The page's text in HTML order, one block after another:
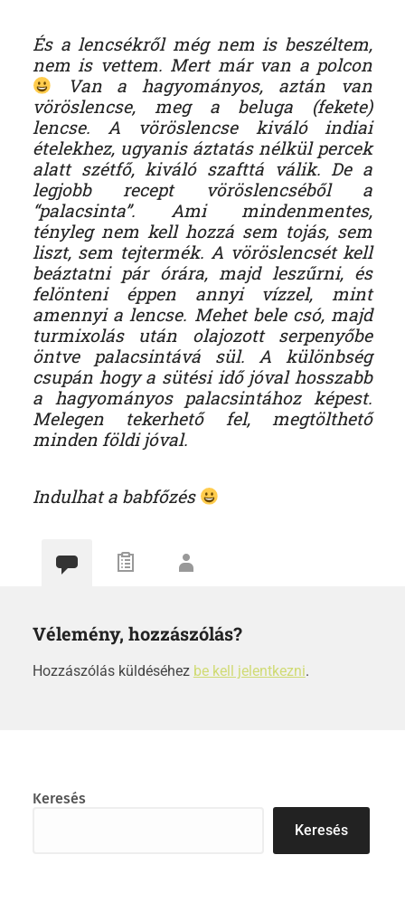
És a lencsékről még nem is beszéltem,
nem is vettem. Mert már van a polcon
Van a hagyományos, aztán van
vöröslencse, meg a beluga (fekete)
lencse. A vöröslencse kiváló indiai
ételekhez, ugyanis áztatás nélkül percek
alatt szétfő, kiváló szafttá válik. De a
legjobb recept vöröslencséből a
“palacsinta”. Ami mindenmentes,
tényleg nem kell hozzá sem tojás, sem
liszt, sem tejtermék. A vöröslencsét kell
beáztatni pár órára, majd leszűrni, és
felönteni éppen annyi vízzel, mint
amennyi a lencse. Mehet bele csó, majd
turmixolás után olajozott serpenyőbe
öntve palacsintává sül. A különbség
csupán hogy a sütési idő jóval hosszabb
a hagyományos palacsintához képest.
Melegen tekerhető fel, megtölthető
minden földi jóval.
Indulhat a babfőzés
Vélemény, hozzászólás?
Hozzászólás küldéséhez be kell jelentkezni.
Keresés
Keresés